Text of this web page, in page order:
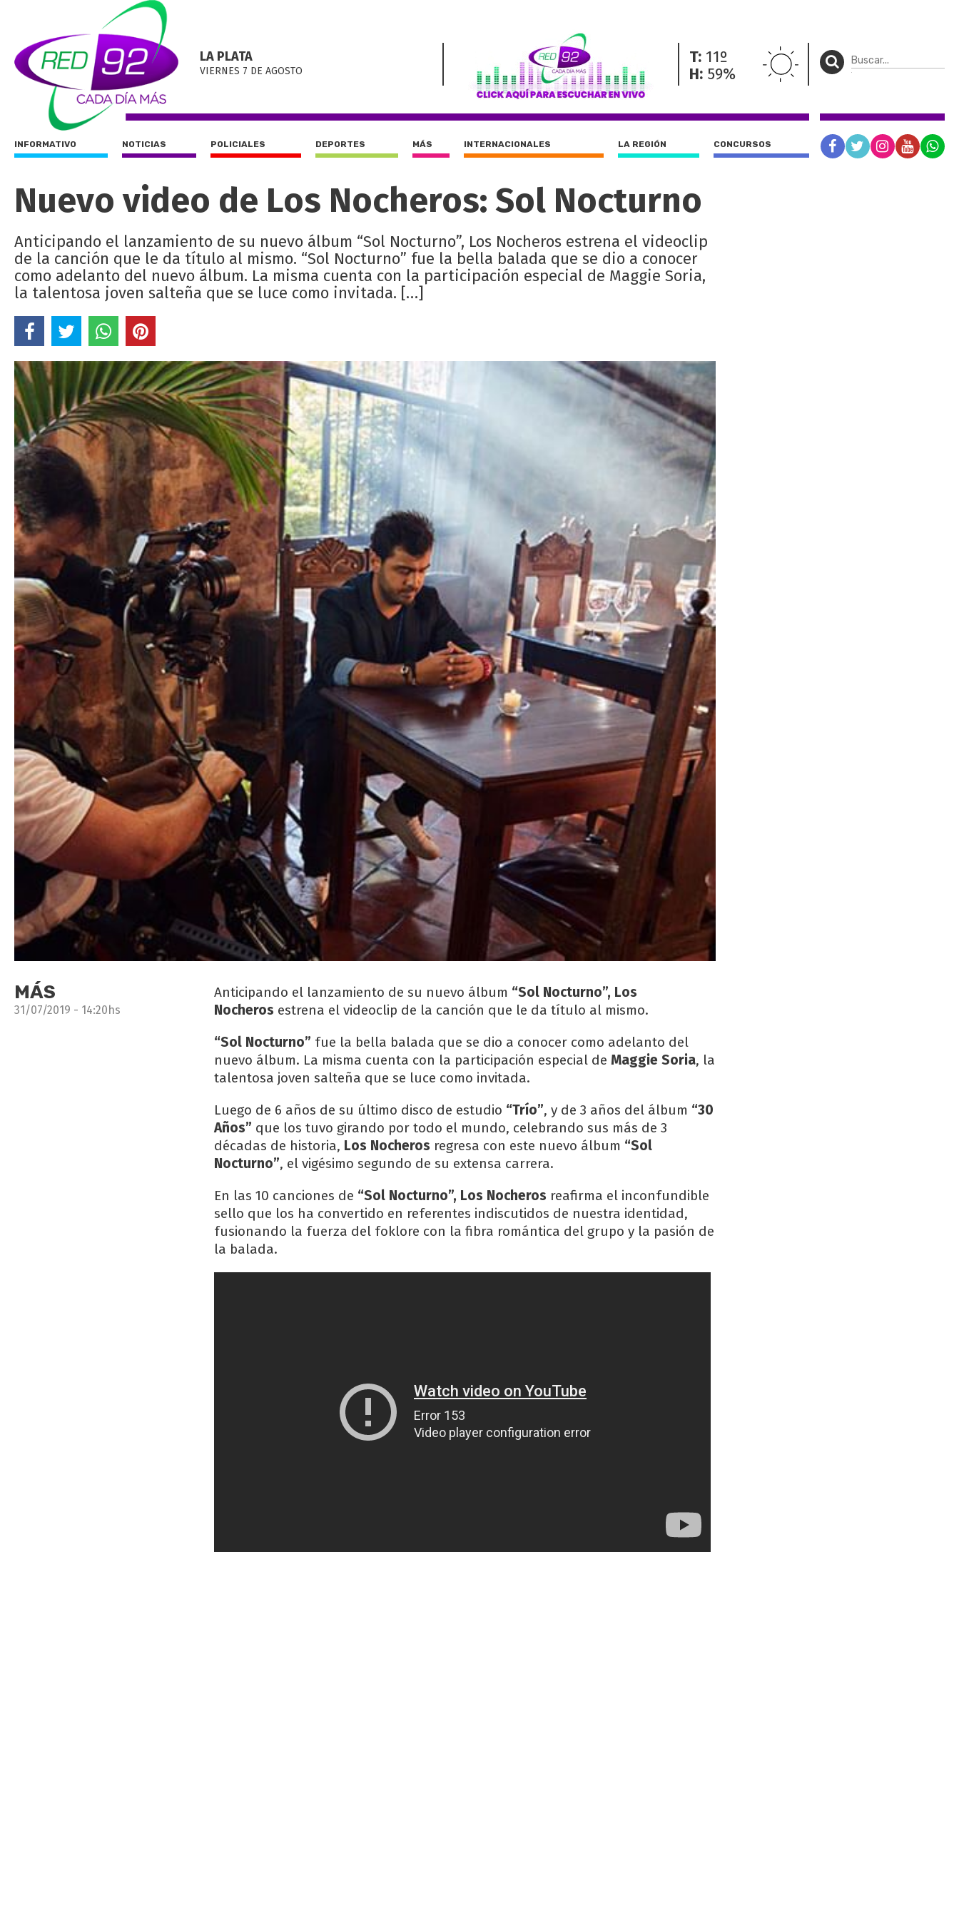
LA PLATA
VIERNES 7 DE AGOSTO
T: 11º
H: 59%
INFORMATIVO NOTICIAS POLICIALES DEPORTES MÁS INTERNACIONALES LA REGIÓN CONCURSOS
Nuevo video de Los Nocheros: Sol Nocturno
Anticipando el lanzamiento de su nuevo álbum “Sol Nocturno”, Los Nocheros estrena el videoclip
de la canción que le da título al mismo. “Sol Nocturno” fue la bella balada que se dio a conocer
como adelanto del nuevo álbum. La misma cuenta con la participación especial de Maggie Soria,
la talentosa joven salteña que se luce como invitada. […]
MÁS
31/07/2019 - 14:20hs
Anticipando el lanzamiento de su nuevo álbum “Sol Nocturno”, Los
Nocheros estrena el videoclip de la canción que le da título al mismo.
“Sol Nocturno” fue la bella balada que se dio a conocer como adelanto del
nuevo álbum. La misma cuenta con la participación especial de Maggie Soria, la
talentosa joven salteña que se luce como invitada.
Luego de 6 años de su último disco de estudio “Trío”, y de 3 años del álbum “30
Años” que los tuvo girando por todo el mundo, celebrando sus más de 3
décadas de historia, Los Nocheros regresa con este nuevo álbum “Sol
Nocturno”, el vigésimo segundo de su extensa carrera.
En las 10 canciones de “Sol Nocturno”, Los Nocheros reafirma el inconfundible
sello que los ha convertido en referentes indiscutidos de nuestra identidad,
fusionando la fuerza del foklore con la fibra romántica del grupo y la pasión de
la balada.